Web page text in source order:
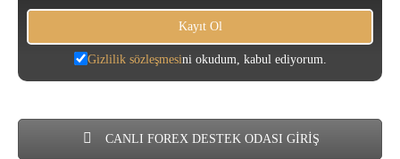
Gizlilik sözleşmesini okudum, kabul ediyorum.
CANLI FOREX DESTEK ODASI GİRİŞ